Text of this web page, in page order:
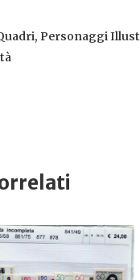
Personaggi
24,00